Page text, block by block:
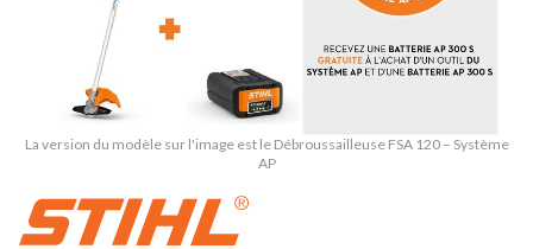
La version du modèle sur l'image est le Débroussailleuse FSA 120 – Système
AP